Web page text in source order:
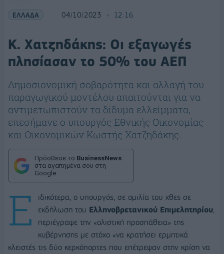
ΕΛΛΑΔΑ 04/10/2023 12:16
Κ. Χατζηδάκης: Oι εξαγωγές
πλησίασαν το 50% του ΑΕΠ
Δημοσιονομική σοβαρότητα και αλλαγή του
παραγωγικού μοντέλου απαιτούνται για να
αντιμετωπιστούν τα δίδυμα ελλείμματα,
επεσήμανε ο υπουργός Εθνικής Οικονομίας
και Οικονομικών Κωστής Χατζηδάκης.
Πρόσθεσε το BusinessNews
στα αγαπημένα σου στη
Google
Ε
ιδικότερα, ο υπουργός, σε ομιλία του χθες σε
εκδήλωση του Ελληνοβρετανικού Επιμελητηρίου,
περιέγραψε την «ολιστική προσπάθεια» της
κυβέρνησης με στόχο «να κρατήσει ερμητικά
κλειστές τις δύο κερκόπορτες που επέτρεψαν στην κρίση να